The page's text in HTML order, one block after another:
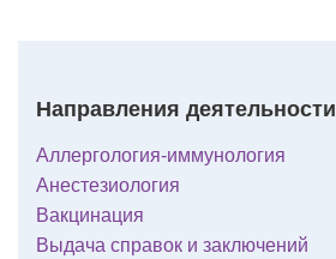
Направления деятельности
Аллергология-иммунология
Анестезиология
Вакцинация
Выдача справок и заключений